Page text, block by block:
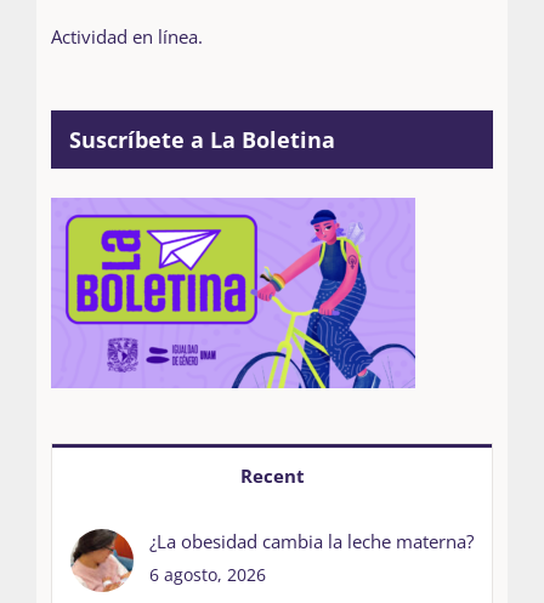
Actividad en línea.
Suscríbete a La Boletina
Recent
¿La obesidad cambia la leche materna?
6 agosto, 2026